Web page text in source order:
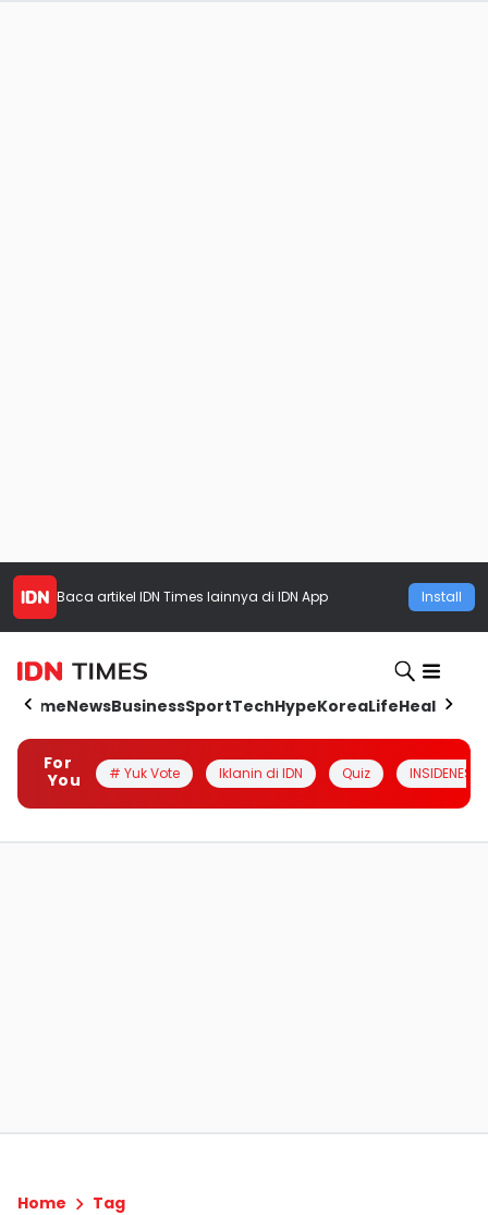
Baca artikel IDN Times lainnya di IDN App Install
HomeNewsBusinessSportTechHypeKoreaLifeHealth
For
You
# Yuk Vote Iklanin di IDN Quiz INSIDENESIA
Home Tag